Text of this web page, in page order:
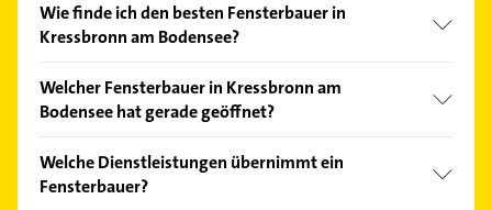
Wie finde ich den besten Fensterbauer in
Kressbronn am Bodensee?
Kundenmeinungen und profitieren Sie von den
Empfehlungen. Die Suchergebnisse können Sie sich
Welcher Fensterbauer in Kressbronn am
Bodensee hat gerade geöffnet?
Bitte beachten Sie, dass diese an Sonn- und
Feiertagen abweichen können.
Welche Dienstleistungen übernimmt ein
Fensterbauer?